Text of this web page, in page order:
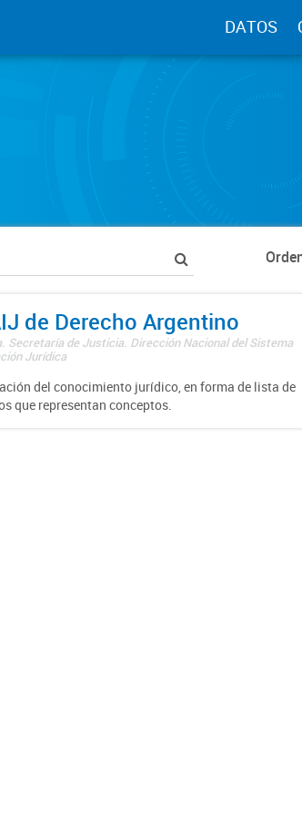
DATOS
de Derecho Argentino
Secretaría de Justicia. Dirección Nacional del Sistema
Jurídica
del conocimiento jurídico, en forma de lista de
que representan conceptos.